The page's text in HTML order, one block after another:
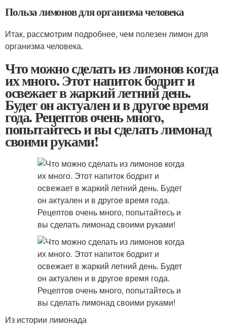
Польза лимонов для организма человека
Итак, рассмотрим подробнее, чем полезен лимон для
организма человека.
Что можно сделать из лимонов когда
их много. Этот напиток бодрит и
освежает в жаркий летний день.
Будет он актуален и в другое время
года. Рецептов очень много,
попытайтесь и вы сделать лимонад
своими руками!
Из истории лимонада